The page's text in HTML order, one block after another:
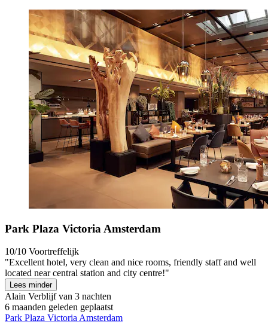
Park Plaza Victoria Amsterdam
10/10 Voortreffelijk
"Excellent hotel, very clean and nice rooms, friendly staff and well
located near central station and city centre!"
Lees minder
Alain Verblijf van 3 nachten
6 maanden geleden geplaatst
Park Plaza Victoria Amsterdam